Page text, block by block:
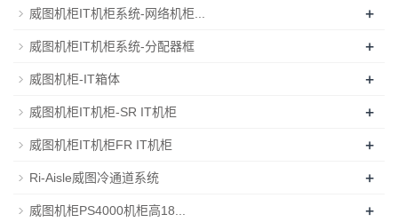
威图机柜IT机柜系统-网络机柜... +
威图机柜IT机柜系统-分配器框 +
威图机柜-IT箱体 +
威图机柜IT机柜-SR IT机柜 +
威图机柜IT机柜FR IT机柜 +
Ri-Aisle威图冷通道系统 +
威图机柜PS4000机柜高18... +